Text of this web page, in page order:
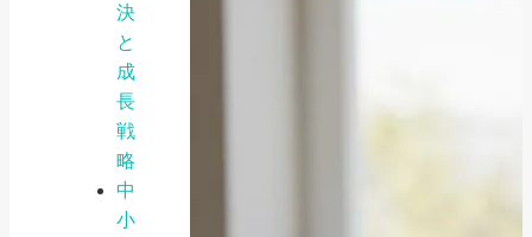
決
と
成
長
戦
略
中
小